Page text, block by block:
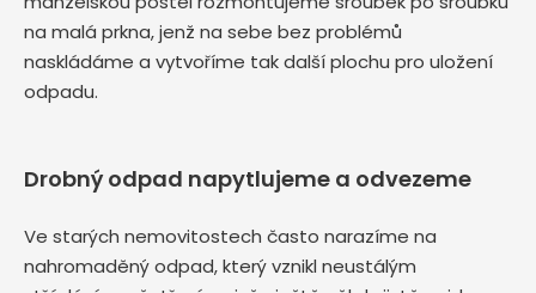
na malá prkna, jenž na sebe bez problémů
naskládáme a vytvoříme tak další plochu pro uložení
odpadu.
Drobný odpad napytlujeme a odvezeme
Ve starých nemovitostech často narazíme na
nahromaděný odpad, který vznikl neustálým